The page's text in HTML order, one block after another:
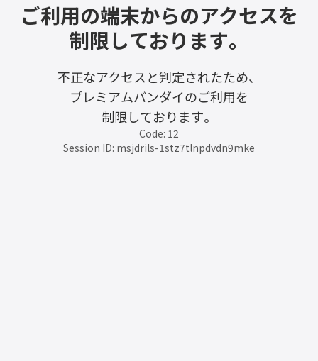
ご利用の端末からのアクセスを
制限しております。
不正なアクセスと判定されたため、
プレミアムバンダイのご利用を
制限しております。
Code: 12
Session ID: msjdrils-1stz7tlnpdvdn9mke